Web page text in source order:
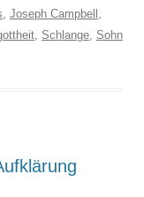
, Joseph Campbell ,
, Schlange, Sohn